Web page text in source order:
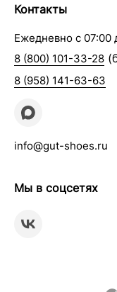
Контакты
Ежедневно с 07:00
8 (800) 101-33-28
8 (958) 141-63-63
info@gut-shoes.ru
Мы в соцсетях